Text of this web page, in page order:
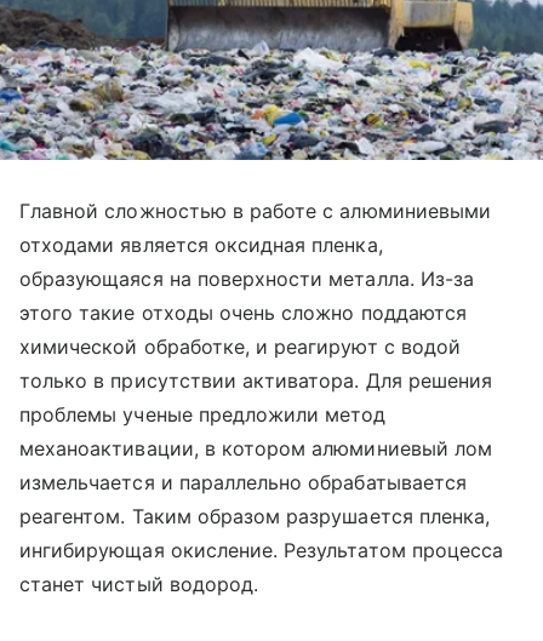
Главной сложностью в работе с алюминиевыми
отходами является оксидная пленка,
образующаяся на поверхности металла. Из-за
этого такие отходы очень сложно поддаются
химической обработке, и реагируют с водой
только в присутствии активатора. Для решения
проблемы ученые предложили метод
механоактивации, в котором алюминиевый лом
измельчается и параллельно обрабатывается
реагентом. Таким образом разрушается пленка,
ингибирующая окисление. Результатом процесса
станет чистый водород.